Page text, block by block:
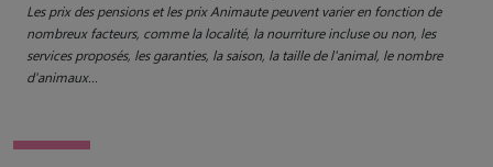
Les prix des pensions et les prix Animaute peuvent varier en fonction de
nombreux facteurs, comme la localité, la nourriture incluse ou non, les
services proposés, les garanties, la saison, la taille de l'animal, le nombre
d'animaux...